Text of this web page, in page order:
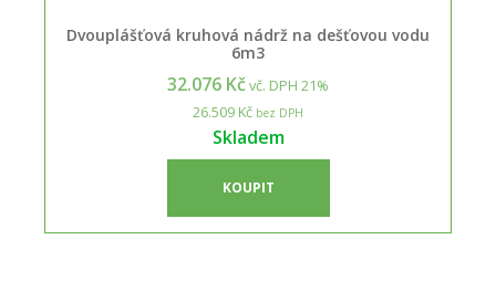
Dvouplášťová kruhová nádrž na dešťovou vodu
6m3
32.076 Kčvč. DPH 21%
26.509 Kč bez DPH
Skladem
KOUPIT